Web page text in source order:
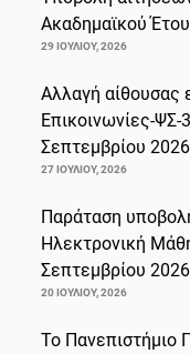
Ακαδημαϊκού
29 ΙΟΥΛΊΟΥ, 2026
Αλλαγή αίθουσας
Επικοινωνίες-ΨΣ-
Σεπτεμβρίου 2026
27 ΙΟΥΛΊΟΥ, 2026
Παράταση
Ηλεκτρονική
Σεπτεμβρίου 2026
20 ΙΟΥΛΊΟΥ, 2026
Το Πανεπιστήμιο